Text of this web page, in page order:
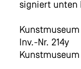
signiert unten
Inv.-Nr. 214y